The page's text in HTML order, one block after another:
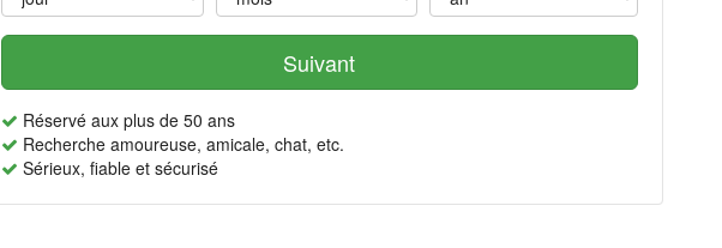
Réservé aux plus de 50 ans
Recherche amoureuse, amicale, chat, etc.
Sérieux, fiable et sécurisé